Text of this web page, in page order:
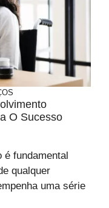
O Sucesso
é fundamental
qualquer
uma série